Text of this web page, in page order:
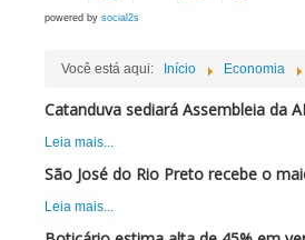
powered by social2s
Você está aqui: Início Economia
Catanduva sediará Assembleia da
Leia mais...
São José do Rio Preto recebe o
Leia mais...